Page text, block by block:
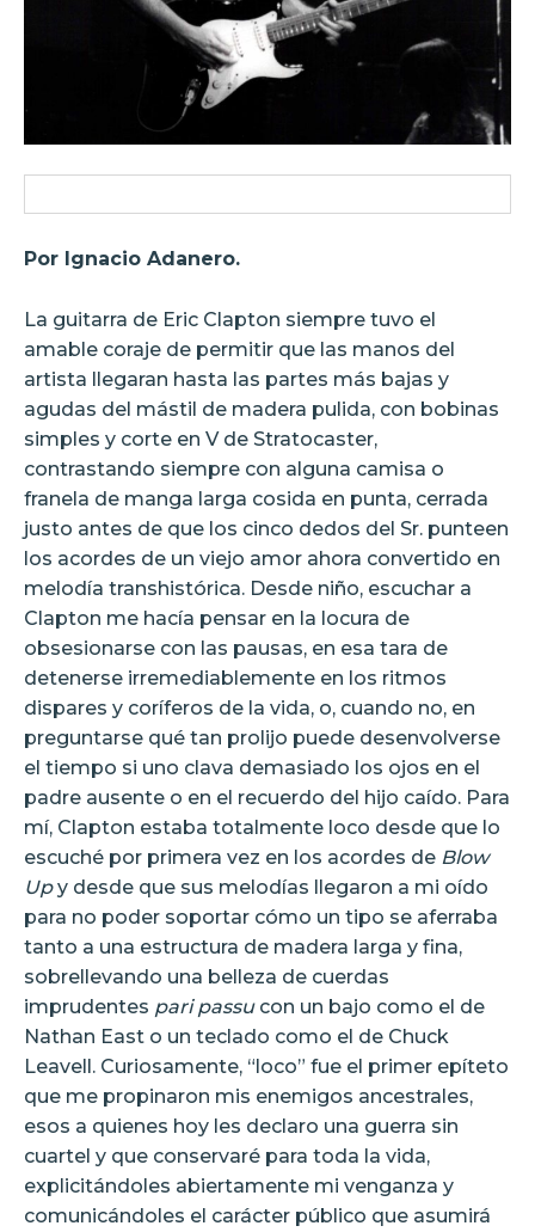
Por Ignacio Adanero.
La guitarra de Eric Clapton siempre tuvo el
amable coraje de permitir que las manos del
artista llegaran hasta las partes más bajas y
agudas del mástil de madera pulida, con bobinas
simples y corte en V de Stratocaster,
contrastando siempre con alguna camisa o
franela de manga larga cosida en punta, cerrada
justo antes de que los cinco dedos del Sr. punteen
los acordes de un viejo amor ahora convertido en
melodía transhistórica. Desde niño, escuchar a
Clapton me hacía pensar en la locura de
obsesionarse con las pausas, en esa tara de
detenerse irremediablemente en los ritmos
dispares y coríferos de la vida, o, cuando no, en
preguntarse qué tan prolijo puede desenvolverse
el tiempo si uno clava demasiado los ojos en el
padre ausente o en el recuerdo del hijo caído. Para
mí, Clapton estaba totalmente loco desde que lo
escuché por primera vez en los acordes de Blow
Upy desde que sus melodías llegaron a mi oído
para no poder soportar cómo un tipo se aferraba
tanto a una estructura de madera larga y fina,
sobrellevando una belleza de cuerdas
imprudentes pari passucon un bajo como el de
Nathan East o un teclado como el de Chuck
Leavell. Curiosamente, “loco” fue el primer epíteto
que me propinaron mis enemigos ancestrales,
esos a quienes hoy les declaro una guerra sin
cuartel y que conservaré para toda la vida,
explicitándoles abiertamente mi venganza y
comunicándoles el carácter público que asumirá